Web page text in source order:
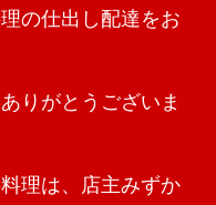
の仕出し配達をお
りがとうございま
理は、店主みずか